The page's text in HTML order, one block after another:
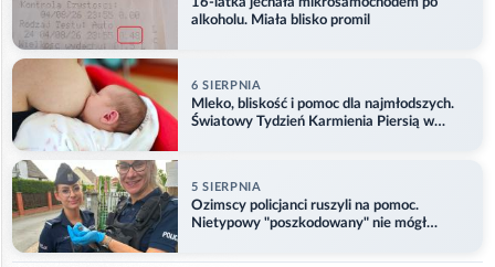
alkoholu. Miała blisko promil
6 SIERPNIA
Mleko, bliskość i pomoc dla najmłodszych.
Światowy Tydzień Karmienia Piersią w
5 SIERPNIA
Ozimscy policjanci ruszyli na pomoc.
Nietypowy "poszkodowany" nie mógł